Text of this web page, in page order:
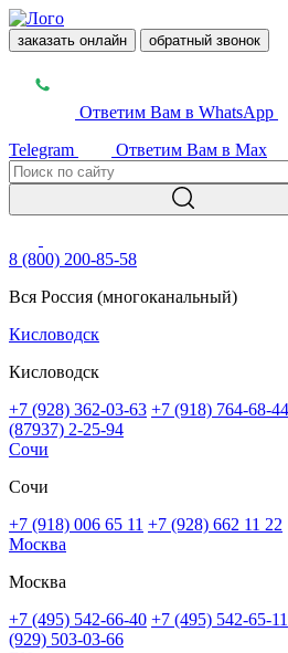
заказать онлайн обратный звонок
Ответим Вам в WhatsApp
Telegram
Ответим Вам в Max
8 (800) 200-85-58
Вся Россия (многоканальный)
Кисловодск
Кисловодск
+7 (928) 362-03-63 +7 (918) 764-68-44
(87937) 2-25-94
Сочи
Сочи
+7 (918) 006 65 11 +7 (928) 662 11 22
Москва
Москва
+7 (495) 542-66-40 +7 (495) 542-65-11
(929) 503-03-66